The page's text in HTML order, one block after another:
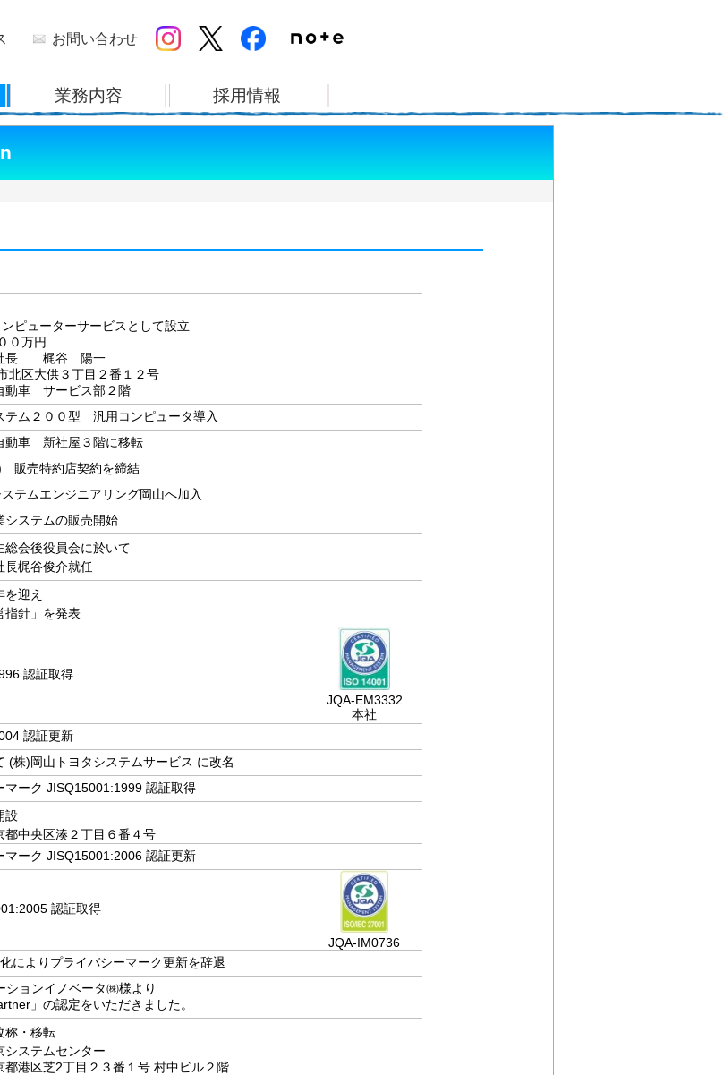
ピューターサービスとして設立
０万円
社長 梶谷 陽一
北区大供３丁目２番１２号
動車 サービス部２階
テム２００型 汎用コンピュータ導入
動車 新社屋３階に移転
販売特約店契約を締結
テムエンジニアリング岡山へ加入
システムの販売開始
総会後役員会に於いて
長梶谷俊介就任
を迎え
指針」を発表
認証取得
JQA-EM3332
本社
認証更新
(株)岡山トヨタシステムサービス に改名
マーク JISQ15001:1999 認証取得
設
中央区湊２丁目６番４号
マーク JISQ15001:2006 認証更新
認証取得
JQA-IM0736
によりプライバシーマーク更新を辞退
ションイノベータ㈱様より
」の認定をいただきました。
称・移転
ステムセンター
港区芝2丁目２３番１号 村中ビル２階